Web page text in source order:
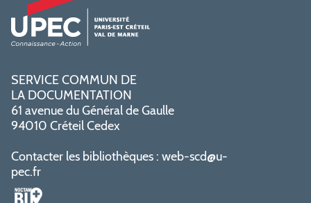
SERVICE COMMUN DE
LA DOCUMENTATION
61 avenue du Général de Gaulle
94010 Créteil Cedex
Contacter les bibliothèques : web-scd@u-
pec.fr